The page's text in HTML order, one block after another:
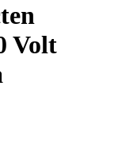
Volt